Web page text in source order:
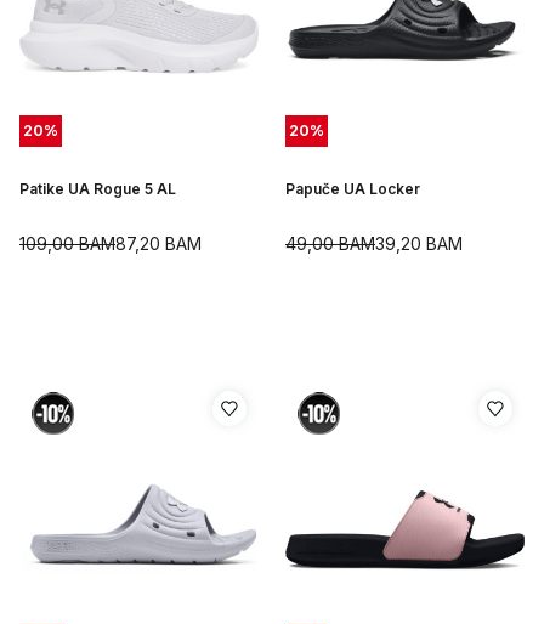
20%
Patike UA Rogue 5 AL
87,20 BAM
109,00BAM
20%
Papuče UA Locker
39,20 BAM
49,00BAM